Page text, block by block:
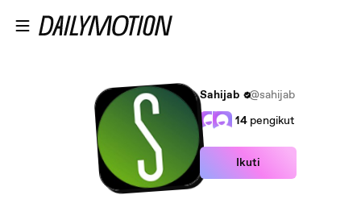
Sahijab
@sahijab
14 pengikut
Ikuti